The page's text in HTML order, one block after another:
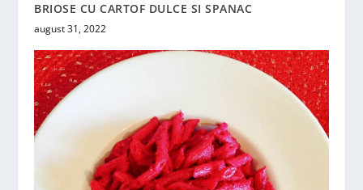
BRIOSE CU CARTOF DULCE SI SPANAC
august 31, 2022